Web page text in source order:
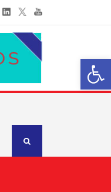
Abrir